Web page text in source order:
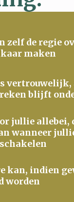
zelf de regie
maken
vertrouwelijk,
blijft
jullie allebei,
wanneer
kan, indien
worden